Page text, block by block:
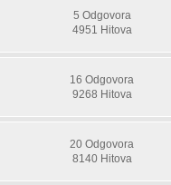
5 Odgovora
4951 Hitova
16 Odgovora
9268 Hitova
20 Odgovora
8140 Hitova